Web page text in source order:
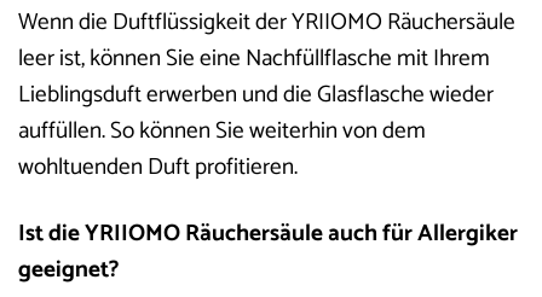
Wenn die Duftflüssigkeit der YRIIOMO Räuchersäule
leer ist, können Sie eine Nachfüllflasche mit Ihrem
Lieblingsduft erwerben und die Glasflasche wieder
auffüllen. So können Sie weiterhin von dem
wohltuenden Duft profitieren.
Ist die YRIIOMO Räuchersäule auch für Allergiker
geeignet?